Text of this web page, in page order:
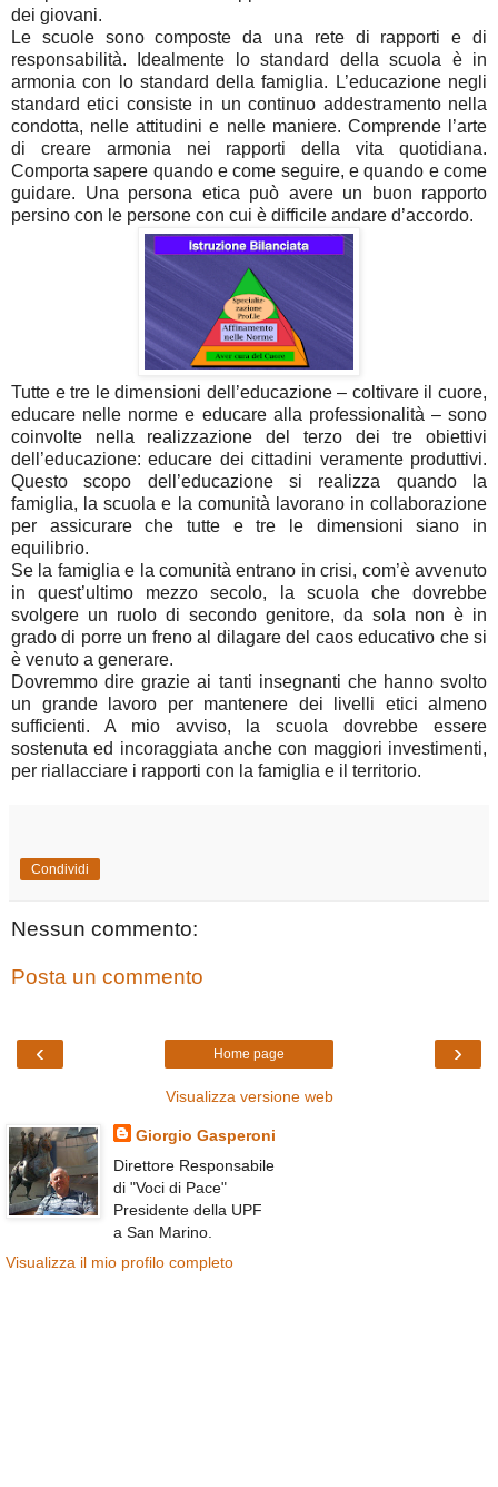
dei giovani.
Le scuole sono composte da una rete di rapporti e di
responsabilità. Idealmente lo standard della scuola è in
armonia con lo standard della famiglia. L’educazione negli
standard etici consiste in un continuo addestramento nella
condotta, nelle attitudini e nelle maniere. Comprende l’arte
di creare armonia nei rapporti della vita quotidiana.
Comporta sapere quando e come seguire, e quando e come
guidare. Una persona etica può avere un buon rapporto
persino con le persone con cui è difficile andare d’accordo.
Tutte e tre le dimensioni dell’educazione – coltivare il cuore,
educare nelle norme e educare alla professionalità – sono
coinvolte nella realizzazione del terzo dei tre obiettivi
dell’educazione: educare dei cittadini veramente produttivi.
Questo scopo dell’educazione si realizza quando la
famiglia, la scuola e la comunità lavorano in collaborazione
per assicurare che tutte e tre le dimensioni siano in
equilibrio.
Se la famiglia e la comunità entrano in crisi, com’è avvenuto
in quest’ultimo mezzo secolo, la scuola che dovrebbe
svolgere un ruolo di secondo genitore, da sola non è in
grado di porre un freno al dilagare del caos educativo che si
è venuto a generare.
Dovremmo dire grazie ai tanti insegnanti che hanno svolto
un grande lavoro per mantenere dei livelli etici almeno
sufficienti. A mio avviso, la scuola dovrebbe essere
sostenuta ed incoraggiata anche con maggiori investimenti,
per riallacciare i rapporti con la famiglia e il territorio.
Condividi
Nessun commento:
Posta un commento
‹ ›
Home page
Visualizza versione web
Giorgio Gasperoni
Direttore Responsabile
di "Voci di Pace"
Presidente della UPF
a San Marino.
Visualizza il mio profilo completo